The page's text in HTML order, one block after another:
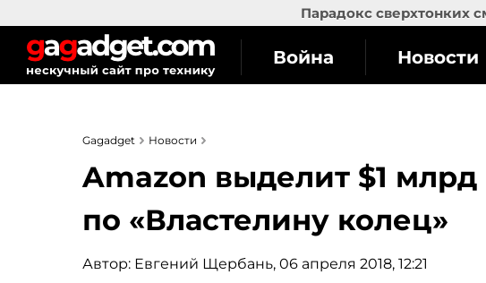
Парадокс сверхтонких
Война Новости
Gagadget Новости
Amazon выделит $1 млрд
по «Властелину колец»
Автор: Евгений Щербань, 06 апреля 2018, 12:21